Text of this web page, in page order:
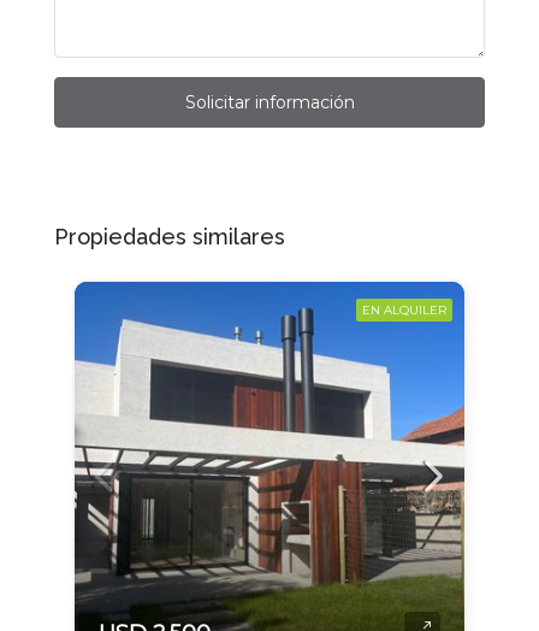
Solicitar información
Propiedades similares
EN ALQUILER